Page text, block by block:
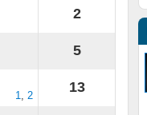
2
5
1, 2
13